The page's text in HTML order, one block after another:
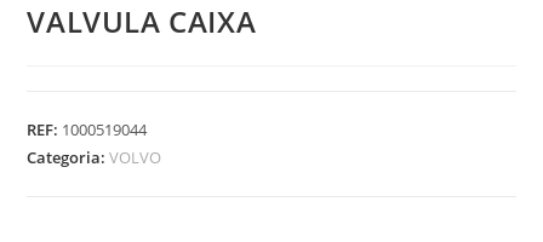
VALVULA CAIXA
REF: 1000519044
Categoria:VOLVO